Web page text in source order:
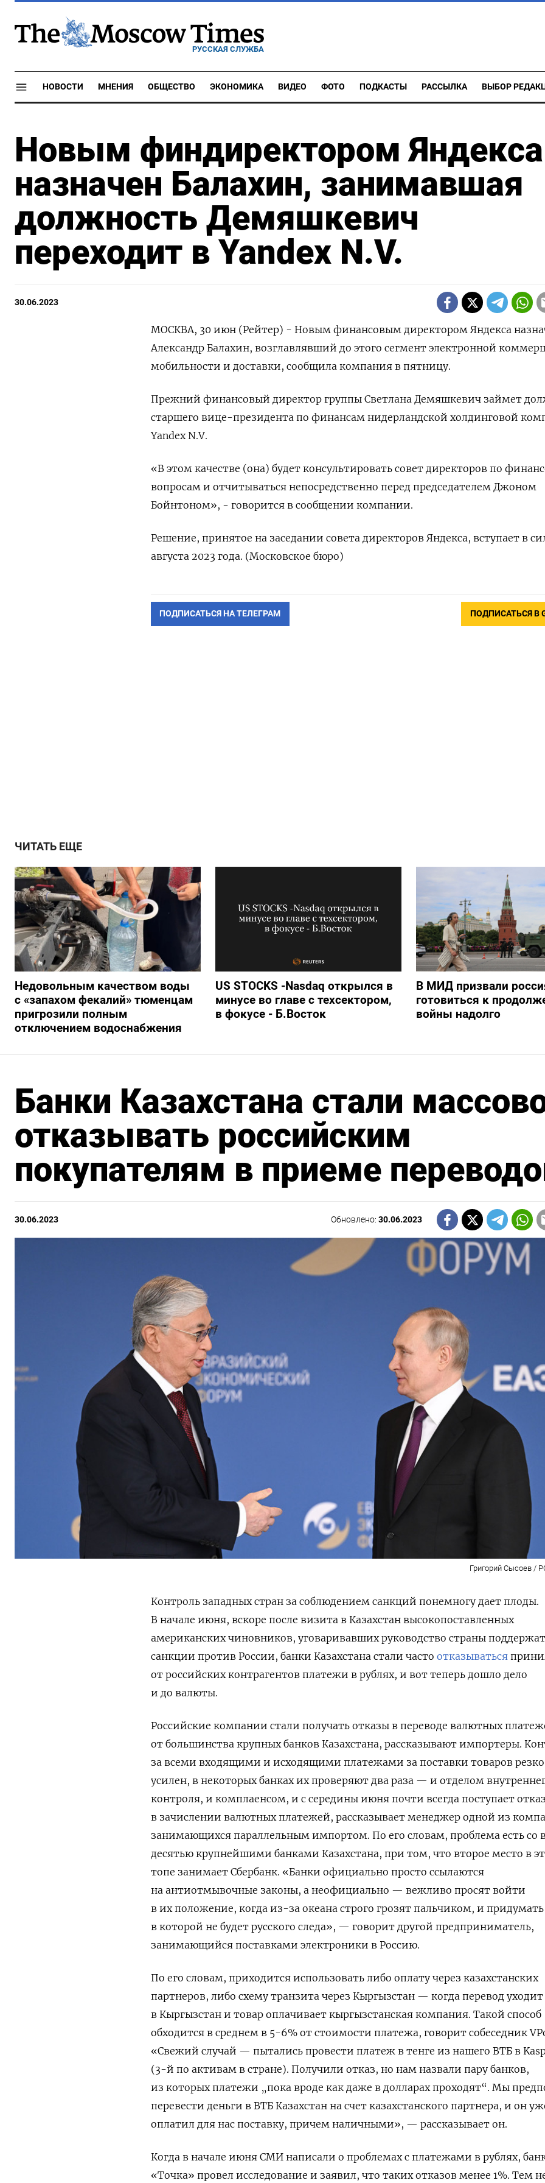
РУССКАЯ СЛУЖБА
НОВОСТИ МНЕНИЯ ОБЩЕСТВО ЭКОНОМИКА ВИДЕО ФОТО ПОДКАСТЫ РАССЫЛКА ВЫБОР
Новым финдиректором Яндекса
назначен Балахин, занимавшая
должность Демяшкевич
переходит в Yandex N.V.
30.06.2023
МОСКВА, 30 июн (Рейтер) - Новым финансовым директором Яндекса
Александр Балахин, возглавлявший до этого сегмент электронной
мобильности и доставки, сообщила компания в пятницу.
Прежний финансовый директор группы Светлана Демяшкевич займет
старшего вице-президента по финансам нидерландской холдинговой
Yandex N.V.
«В этом качестве (она) будет консультировать совет директоров по
вопросам и отчитываться непосредственно перед председателем Джоном
Бойнтоном», - говорится в сообщении компании.
Решение, принятое на заседании совета директоров Яндекса, вступает в
августа 2023 года. (Московское бюро)
ПОДПИСАТЬСЯ НА ТЕЛЕГРАМ ПОДПИСАТЬСЯ В
ЧИТАТЬ ЕЩЕ
Недовольным качеством воды
с «запахом фекалий» тюменцам
пригрозили полным
отключением водоснабжения
US STOCKS -Nasdaq открылся в
минусе во главе с техсектором,
в фокусе - Б.Восток
В МИД призвали
готовиться к
войны надолго
Банки Казахстана стали
отказывать российским
покупателям в приеме
30.06.2023 Обновлено:30.06.2023
Григорий Сысоев /
Контроль западных стран за соблюдением санкций понемногу дает плоды.
В начале июня, вскоре после визита в Казахстан высокопоставленных
американских чиновников, уговаривавших руководство страны
санкции против России, банки Казахстана стали часто отказываться
от российских контрагентов платежи в рублях, и вот теперь дошло дело
и до валюты.
Российские компании стали получать отказы в переводе валютных
от большинства крупных банков Казахстана, рассказывают импортеры.
за всеми входящими и исходящими платежами за поставки товаров резко
усилен, в некоторых банках их проверяют два раза — и отделом
контроля, и комплаенсом, и с середины июня почти всегда поступает
в зачислении валютных платежей, рассказывает менеджер одной из
занимающихся параллельным импортом. По его словам, проблема есть со
десятью крупнейшими банками Казахстана, при том, что второе место в
топе занимает Сбербанк. «Банки официально просто ссылаются
на антиотмывочные законы, а неофициально — вежливо просят войти
в их положение, когда из-за океана строго грозят пальчиком, и
в которой не будет русского следа», — говорит другой предприниматель,
занимающийся поставками электроники в Россию.
По его словам, приходится использовать либо оплату через казахстанских
партнеров, либо схему транзита через Кыргызстан — когда перевод уходит
в Кыргызстан и товар оплачивает кыргызстанская компания. Такой способ
обходится в среднем в 5-6% от стоимости платежа, говорит собеседник
«Свежий случай — пытались провести платеж в тенге из нашего ВТБ в
(3-й по активам в стране). Получили отказ, но нам назвали пару банков,
из которых платежи „пока вроде как даже в долларах проходят“. Мы
перевести деньги в ВТБ Казахстан на счет казахстанского партнера, и он
оплатил для нас поставку, причем наличными», — рассказывает он.
Когда в начале июня СМИ написали о проблемах с платежами в рублях,
«Точка» провел исследование и заявил, что таких отказов менее 1%. Тем